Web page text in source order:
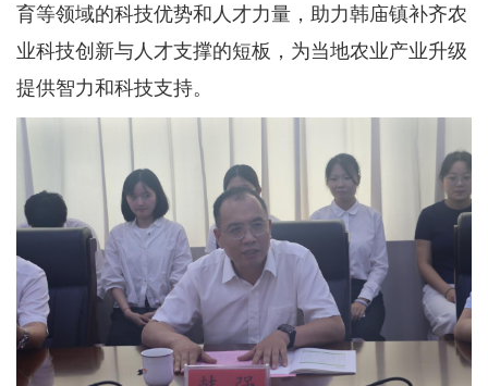
育等领域的科技优势和人才力量，助力韩庙镇补齐农
业科技创新与人才支撑的短板，为当地农业产业升级
提供智力和科技支持。